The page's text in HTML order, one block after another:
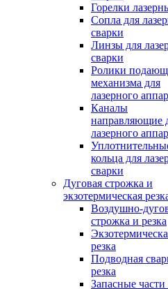
Горелки
Сопла для
сварки
Линзы для
сварки
Ролики
механизма для
лазерного
Каналы
направляющие
лазерного
кольца для
сварки
Дуговая строжка и
экзотермическая
Воздушно-
строжка и резка
резка
Подводная
резка
Запасные